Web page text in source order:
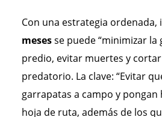
Con una estrategia ordenada,
mesesse puede “minimizar la
predio, evitar muertes y
predatorio. La clave: “Evitar
garrapatas a campo y pongan
hoja de ruta, además de los